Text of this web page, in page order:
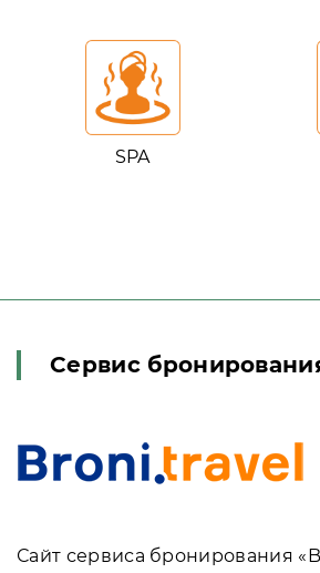
SPA
Сервис
Сайт сервиса бронирования